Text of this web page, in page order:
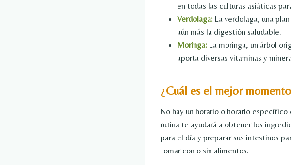
en todas las culturas asiáticas
Verdolaga:La verdolaga, una
aún más la digestión saludable.
Moringa: La moringa, un árbol
aporta diversas vitaminas y
¿Cuál es el mejor
No hay un horario o horario
rutina te ayudará a obtener los
para el día y preparar sus intestinos
tomar con o sin alimentos.